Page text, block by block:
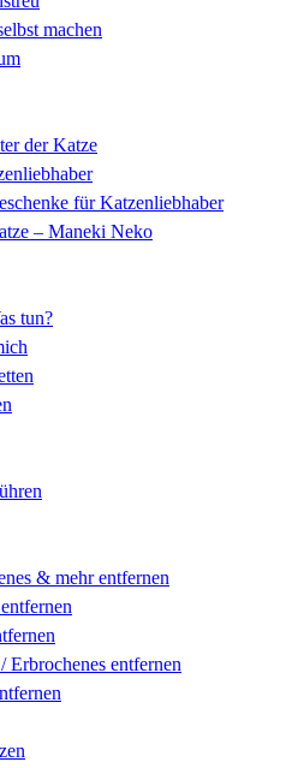
machen
der Katze
für Katzenliebhaber
– Maneki Neko
tun?
& mehr entfernen
Erbrochenes entfernen